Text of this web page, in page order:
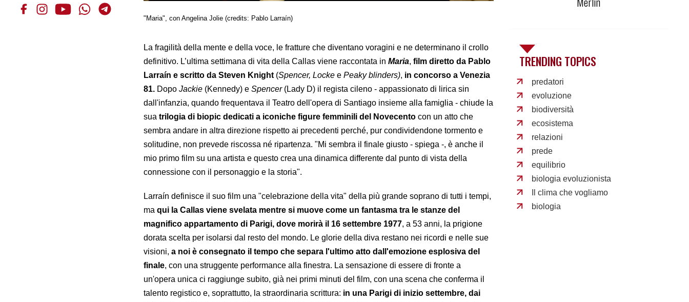
"Maria", con Angelina Jolie (credits: Pablo Larraín)
La fragilità della mente e della voce, le fratture che diventano voragini e ne determinano il crollo
definitivo. L’ultima settimana di vita della Callas viene raccontata in Maria, film diretto da Pablo
Larraín e scritto da Steven Knight (Spencer, Locke e Peaky blinders), in concorso a Venezia
81. Dopo Jackie (Kennedy) e Spencer(Lady D) il regista cileno - appassionato di lirica sin
dall'infanzia, quando frequentava il Teatro dell'opera di Santiago insieme alla famiglia - chiude la
sua trilogia di biopic dedicati a iconiche figure femminili del Novecento con un atto che
sembra andare in altra direzione rispetto ai precedenti perché, pur condividendone tormento e
solitudine, non prevede riscossa né ripartenza. "Mi sembra il finale giusto - spiega -, è anche il
mio primo film su una artista e questo crea una dinamica differente dal punto di vista della
connessione con il personaggio e la storia".
Larraín definisce il suo film una "celebrazione della vita" della più grande soprano di tutti i tempi,
ma qui la Callas viene svelata mentre si muove come un fantasma tra le stanze del
magnifico appartamento di Parigi, dove morirà il 16 settembre 1977, a 53 anni, la prigione
dorata scelta per isolarsi dal resto del mondo. Le glorie della diva restano nei ricordi e nelle sue
visioni, a noi è consegnato il tempo che separa l'ultimo atto dall'emozione esplosiva del
finale, con una struggente performance alla finestra. La sensazione di essere di fronte a
un'opera unica ci raggiunge subito, già nei primi minuti del film, con una scena che conferma il
talento registico e, soprattutto, la straordinaria scrittura: in una Parigi di inizio settembre, dai
TRENDING TOPICS
predatori
evoluzione
biodiversità
ecosistema
relazioni
prede
equilibrio
biologia evoluzionista
Il clima che vogliamo
biologia